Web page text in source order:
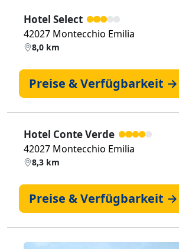
Hotel Select
42027 Montecchio Emilia
8,0 km
Preise & Verfügbarkeit →
Hotel Conte Verde
42027 Montecchio Emilia
8,3 km
Preise & Verfügbarkeit →